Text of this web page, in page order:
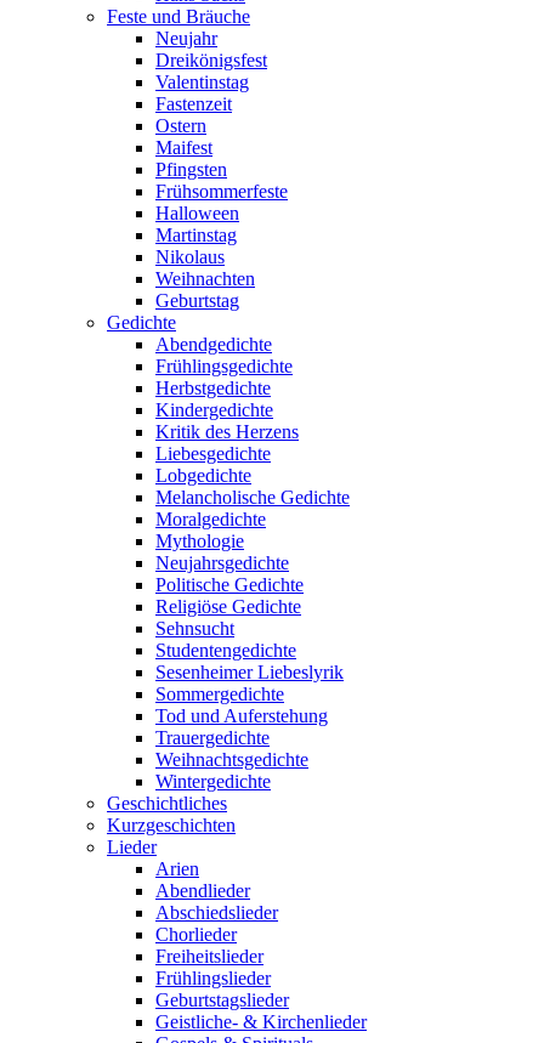
Feste und Bräuche
Neujahr
Dreikönigsfest
Valentinstag
Fastenzeit
Ostern
Maifest
Pfingsten
Frühsommerfeste
Halloween
Martinstag
Nikolaus
Weihnachten
Geburtstag
Gedichte
Abendgedichte
Frühlingsgedichte
Herbstgedichte
Kindergedichte
Kritik des Herzens
Liebesgedichte
Lobgedichte
Melancholische Gedichte
Moralgedichte
Mythologie
Neujahrsgedichte
Politische Gedichte
Religiöse Gedichte
Sehnsucht
Studentengedichte
Sesenheimer Liebeslyrik
Sommergedichte
Tod und Auferstehung
Trauergedichte
Weihnachtsgedichte
Wintergedichte
Geschichtliches
Kurzgeschichten
Lieder
Arien
Abendlieder
Abschiedslieder
Chorlieder
Freiheitslieder
Frühlingslieder
Geburtstagslieder
Geistliche- & Kirchenlieder